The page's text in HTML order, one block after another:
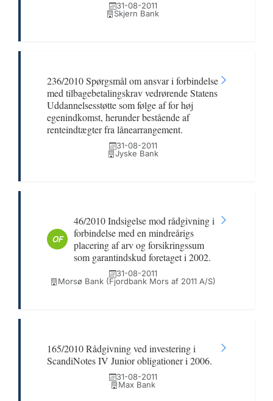
31-08-2011
Skjern Bank
236/2010 Spørgsmål om ansvar i forbindelse
med tilbagebetalingskrav vedrørende Statens
Uddannelsesstøtte som følge af for høj
egenindkomst, herunder bestående af
renteindtægter fra lånearrangement.
31-08-2011
Jyske Bank
OF
46/2010 Indsigelse mod rådgivning i
forbindelse med en mindreårigs
placering af arv og forsikringssum
som garantindskud foretaget i 2002.
31-08-2011
Morsø Bank (Fjordbank Mors af 2011 A/S)
165/2010 Rådgivning ved investering i
ScandiNotes IV Junior obligationer i 2006.
31-08-2011
Max Bank